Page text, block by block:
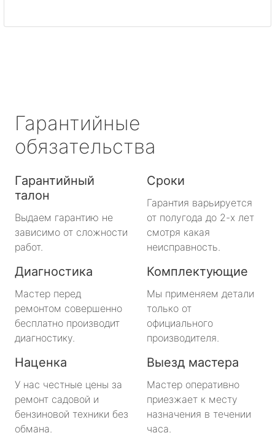
Гарантийные
обязательства
Гарантийный
талон
Выдаем гарантию не
зависимо от сложности
работ.
Сроки
Гарантия варьируется
от полугода до 2-х лет
смотря какая
неисправность.
Диагностика
Мастер перед
ремонтом совершенно
бесплатно производит
диагностику.
Комплектующие
Мы применяем детали
только от
официального
производителя.
Наценка
У нас честные цены за
ремонт садовой и
бензиновой техники без
обмана.
Выезд мастера
Мастер оперативно
приезжает к месту
назначения в течении
часа.